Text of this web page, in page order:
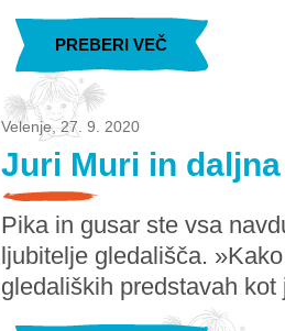
PREBERI VEČ
Velenje, 27. 9. 2020
Juri Muri in
Pika in gusar ste vsa
ljubitelje gledališča.
gledaliških predstavah